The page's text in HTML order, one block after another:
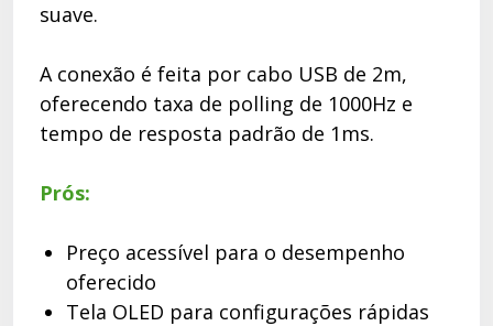
suave.
A conexão é feita por cabo USB de 2m,
oferecendo taxa de polling de 1000Hz e
tempo de resposta padrão de 1ms.
Prós:
Preço acessível para o desempenho
oferecido
Tela OLED para configurações rápidas